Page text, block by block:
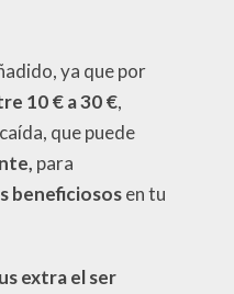
ya que por
10 € a 30 €,
que puede
para
beneficiososen tu
extra el ser